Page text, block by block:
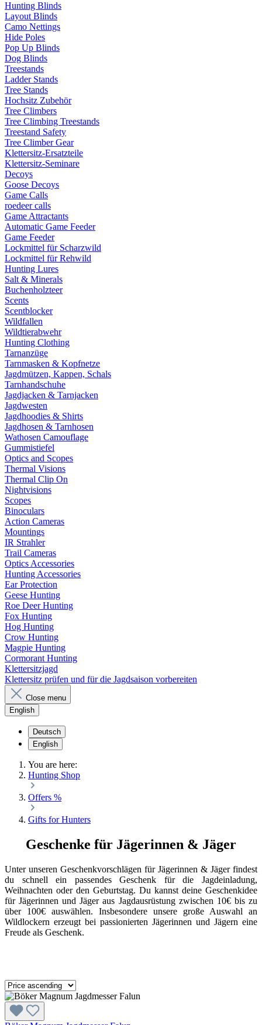
Hunting Blinds
Layout Blinds
Camo Nettings
Hide Poles
Pop Up Blinds
Dog Blinds
Treestands
Ladder Stands
Tree Stands
Hochsitz Zubehör
Tree Climbers
Tree Climbing Treestands
Treestand Safety
Tree Climber Gear
Klettersitz-Ersatzteile
Klettersitz-Seminare
Decoys
Goose Decoys
Game Calls
roedeer calls
Game Attractants
Automatic Game Feeder
Game Feeder
Lockmittel für Scharzwild
Lockmittel für Rehwild
Hunting Lures
Salt & Minerals
Buchenholzteer
Scents
Scentblocker
Wildfallen
Wildtierabwehr
Hunting Clothing
Tarnanzüge
Tarnmasken & Kopfnetze
Jagdmützen, Kappen, Schals
Tarnhandschuhe
Jagdjacken & Tarnjacken
Jagdwesten
Jagdhoodies & Shirts
Jagdhosen & Tarnhosen
Wathosen Camouflage
Gummistiefel
Optics and Scopes
Thermal Visions
Thermal Clip On
Nightvisions
Scopes
Binoculars
Action Cameras
Mountings
IR Strahler
Trail Cameras
Optics Accessories
Hunting Accessories
Ear Protection
Geese Hunting
Roe Deer Hunting
Fox Hunting
Hog Hunting
Crow Hunting
Magpie Hunting
Cormorant Hunting
Klettersitzjagd
Klettersitz prüfen und für die Jagdsaison vorbereiten
Close menu
English
Deutsch
English
You are here:
Hunting Shop
Offers %
Gifts for Hunters
Geschenke für Jägerinnen & Jäger
Unter unseren Geschenkvorschlägen für Jägerinnen & Jäger findest
du schnell ein passendes Geschenk für die Jagdeinladung,
Weihnachten oder den Geburtstag. Du kannst deine Geschenkidee
für Jägerinnen und Jäger aus Jagdausrüstung zwischen 10€ bis zu
über 100€ auswählen. Insbesondere unsere große Auswahl an
Wildlockern erzeugt bei passionierten Jägerinnen und Jägern eine
Freude als Geschenk.